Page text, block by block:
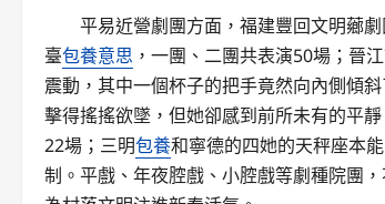
平易近營劇團方面，福建豐回文明薌
臺包養意思 ，一團、二團共表演50場；晉
震動，其中一個杯子的把手竟然向內側傾
擊得搖搖欲墜，但她卻感到前所未有的平
22場；三明包養和寧德的四她的天秤座本
制。平戲、年夜腔戲、小腔戲等劇種院團